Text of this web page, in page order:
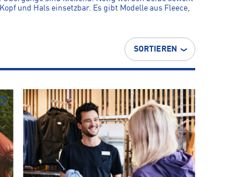
und Hals einsetzbar. Es gibt Modelle aus Fleece,
SORTIEREN